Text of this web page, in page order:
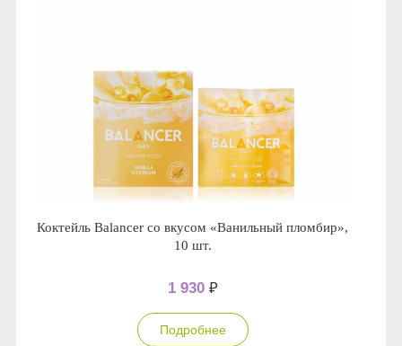
Коктейль Balancer со вкусом «Ванильный пломбир»,
10 шт.
1 930 ₽
Подробнее